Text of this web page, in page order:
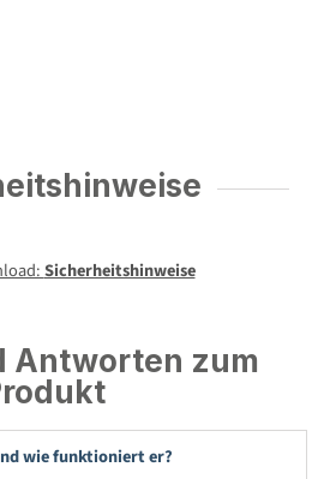
Sicherheitshinweise
Antworten zum
wie funktioniert er?